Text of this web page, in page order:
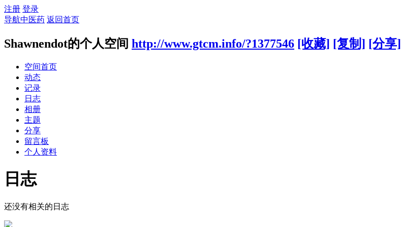
注册 登录
导航中医药 返回首页
Shawnendot的个人空间 http://www.gtcm.info/?1377546 [收藏] [复制] [分享]
空间首页
动态
记录
日志
相册
主题
分享
留言板
个人资料
日志
还没有相关的日志